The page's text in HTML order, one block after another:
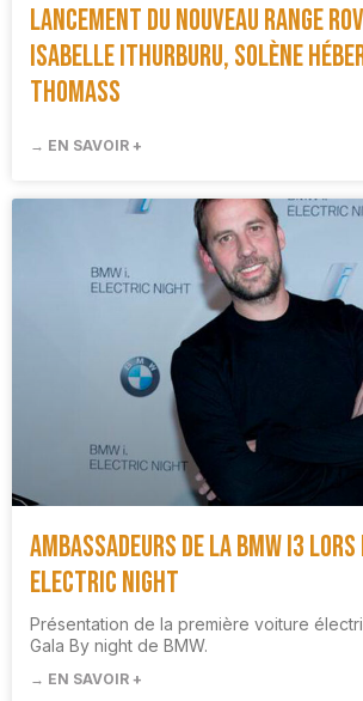
Lancement du nouveau Range
Isabelle Ithurburu, Solène
Thomass
→ EN SAVOIR +
Ambassadeurs de la BMW i3
Electric Night
Présentation de la première voiture
Gala By night de BMW.
→ EN SAVOIR +